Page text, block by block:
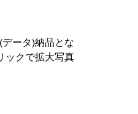
ータ)納品とな
ックで拡大写真